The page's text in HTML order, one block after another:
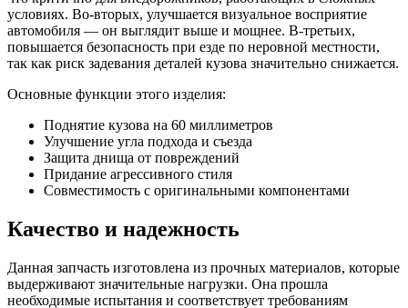
условиях. Во-вторых, улучшается визуальное восприятие
автомобиля — он выглядит выше и мощнее. В-третьих,
повышается безопасность при езде по неровной местности,
так как риск задевания деталей кузова значительно снижается.
Основные функции этого изделия:
Поднятие кузова на 60 миллиметров
Улучшение угла подхода и съезда
Защита днища от повреждений
Придание агрессивного стиля
Совместимость с оригинальными компонентами
Качество и надежность
Данная запчасть изготовлена из прочных материалов, которые
выдерживают значительные нагрузки. Она прошла
необходимые испытания и соответствует требованиям